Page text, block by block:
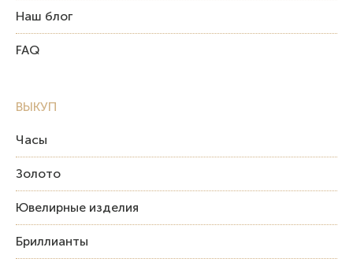
Наш блог
FAQ
ВЫКУП
Часы
Золото
Ювелирные изделия
Бриллианты